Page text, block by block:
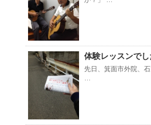
体験レッスンでし
先日、箕面市外院、
…